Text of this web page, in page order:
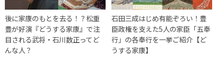
後に家康のもとを去る！？松重
豊が好演『どうする家康』で注
目される武将・石川数正ってど
んな人？
石田三成はじめ有能ぞろい！豊
臣政権を支えた5人の家臣「五奉
行」の各奉行を一挙ご紹介【ど
うする家康】